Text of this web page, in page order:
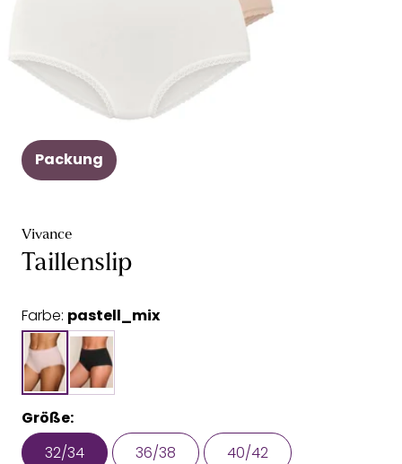
Packung
Vivance
Taillenslip
Farbe: pastell_mix
Größe:
32/34
36/38 40/42